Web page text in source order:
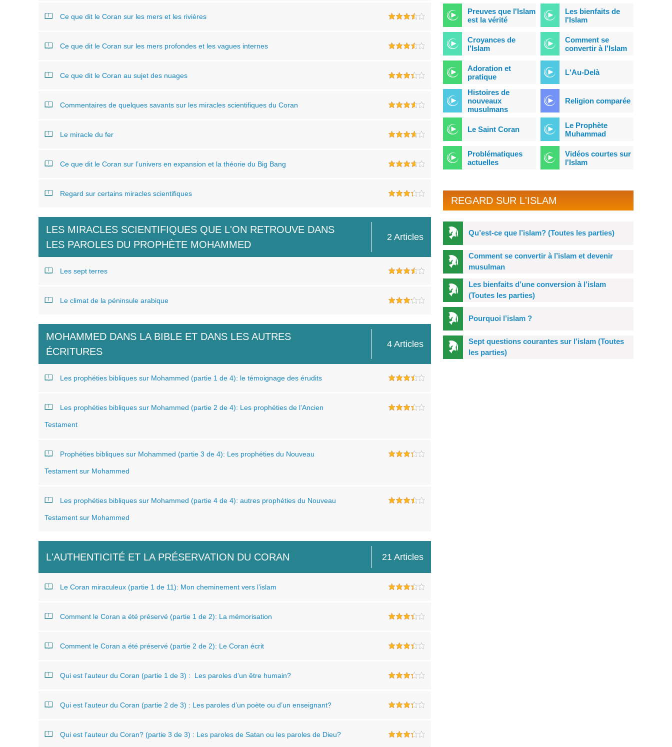
Ce que dit le Coran sur les mers et les rivières
Ce que dit le Coran sur les mers profondes et les vagues internes
Ce que dit le Coran au sujet des nuages
Commentaires de quelques savants sur les miracles scientifiques du Coran
Le miracle du fer
Ce que dit le Coran sur l’univers en expansion et la théorie du Big Bang
Regard sur certains miracles scientifiques
LES MIRACLES SCIENTIFIQUES QUE L'ON RETROUVE DANS
LES PAROLES DU PROPHÈTE MOHAMMED
2 Articles
Les sept terres
Le climat de la péninsule arabique
MOHAMMED DANS LA BIBLE ET DANS LES AUTRES
ÉCRITURES
4 Articles
Les prophéties bibliques sur Mohammed (partie 1 de 4): le témoignage des érudits
Les prophéties bibliques sur Mohammed (partie 2 de 4): Les prophéties de l’Ancien
Testament
Prophéties bibliques sur Mohammed (partie 3 de 4): Les prophéties du Nouveau
Testament sur Mohammed
Les prophéties bibliques sur Mohammed (partie 4 de 4): autres prophéties du Nouveau
Testament sur Mohammed
L'AUTHENTICITÉ ET LA PRÉSERVATION DU CORAN 21 Articles
Le Coran miraculeux (partie 1 de 11): Mon cheminement vers l’islam
Comment le Coran a été préservé (partie 1 de 2): La mémorisation
Comment le Coran a été préservé (partie 2 de 2): Le Coran écrit
Qui est l’auteur du Coran (partie 1 de 3) : Les paroles d’un être humain?
Qui est l’auteur du Coran (partie 2 de 3) : Les paroles d’un poète ou d’un enseignant?
Qui est l’auteur du Coran? (partie 3 de 3) : Les paroles de Satan ou les paroles de Dieu?
Preuves que l'Islam
est la vérité
Les bienfaits de
l'Islam
Croyances de
l'Islam
Comment se
convertir à l'Islam
Adoration et
pratique
L'Au-Delà
Histoires de
nouveaux
musulmans
Religion comparée
Le Saint Coran
Le Prophète
Muhammad
Problématiques
actuelles
Vidéos courtes sur
l'Islam
REGARD SUR L'ISLAM
Qu’est-ce que l’islam? (Toutes les parties)
Comment se convertir à l’islam et devenir
musulman
Les bienfaits d’une conversion à l’islam
(Toutes les parties)
Pourquoi l’islam ?
Sept questions courantes sur l’islam (Toutes
les parties)